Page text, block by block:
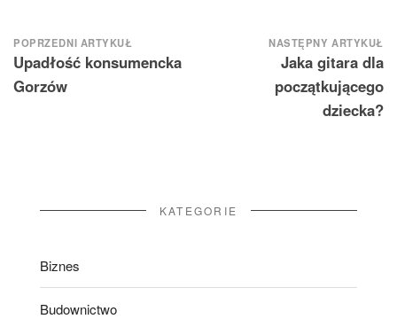
Nawigacja
wpisu
POPRZEDNI ARTYKUŁ
Upadłość konsumencka
Gorzów
NASTĘPNY ARTYKUŁ
Jaka gitara dla
początkującego
dziecka?
KATEGORIE
Biznes
Budownictwo